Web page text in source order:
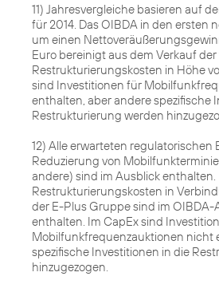
11) Jahresvergleiche basieren auf
für 2014. Das OIBDA in den ersten
um einen
Euro bereinigt aus dem Verkauf
Restrukturierungskosten in Höhe
sind Investitionen für
enthalten, aber andere spezifische
Restrukturierung werden
12) Alle erwarteten regulatorischen
Reduzierung von
andere) sind im Ausblick enthalten.
Restrukturierungskosten in
der E-Plus Gruppe sind im
enthalten. Im CapEx sind
Mobilfunkfrequenzauktionen nicht
spezifische Investitionen in die
hinzugezogen.